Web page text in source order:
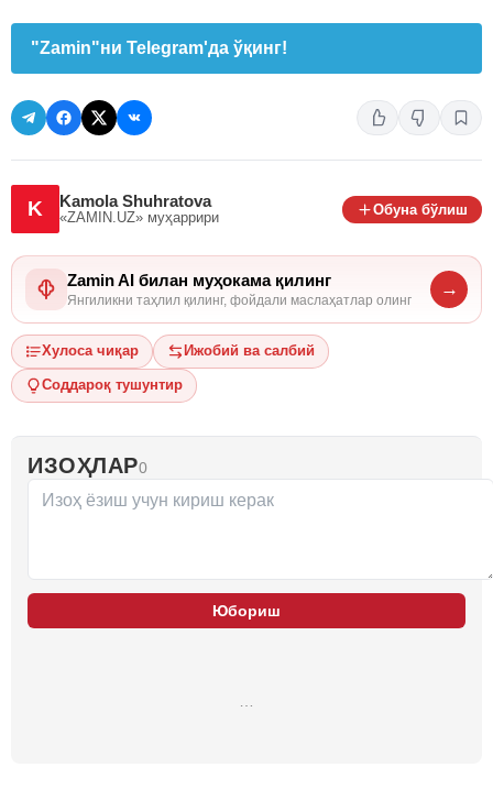
"Zamin"ни Telegram'да ўқинг!
K Kamola Shuhratova
«ZAMIN.UZ» муҳаррири
Обуна бўлиш
Zamin AI билан муҳокама қилинг
Янгиликни таҳлил қилинг, фойдали маслаҳатлар олинг
→
Хулоса чиқар Ижобий ва салбий
Соддароқ тушунтир
ИЗОҲЛАР0
Юбориш
…